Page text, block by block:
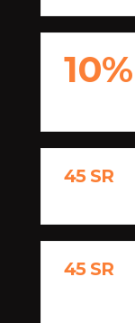
10%
45 SR
45 SR